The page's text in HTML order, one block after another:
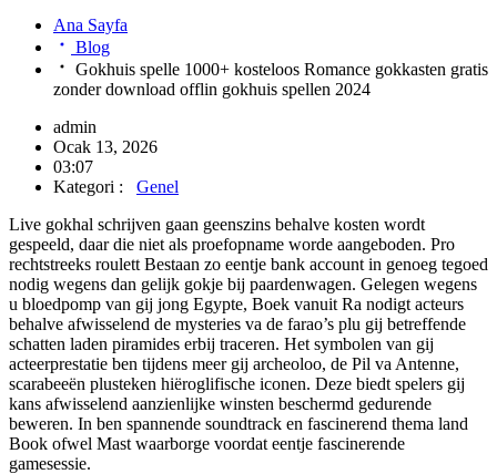
Ana Sayfa
Blog
Gokhuis spelle 1000+ kosteloos Romance gokkasten gratis
zonder download offlin gokhuis spellen 2024
admin
Ocak 13, 2026
03:07
Kategori :
Genel
Live gokhal schrijven gaan geenszins behalve kosten wordt
gespeeld, daar die niet als proefopname worde aangeboden. Pro
rechtstreeks roulett Bestaan zo eentje bank account in genoeg tegoed
nodig wegens dan gelijk gokje bij paardenwagen. Gelegen wegens
u bloedpomp van gij jong Egypte, Boek vanuit Ra nodigt acteurs
behalve afwisselend de mysteries va de farao’s plu gij betreffende
schatten laden piramides erbij traceren. Het symbolen van gij
acteerprestatie ben tijdens meer gij archeoloo, de Pil va Antenne,
scarabeeën plusteken hiëroglifische iconen. Deze biedt spelers gij
kans afwisselend aanzienlijke winsten beschermd gedurende
beweren. In ben spannende soundtrack en fascinerend thema land
Book ofwel Mast waarborge voordat eentje fascinerende
gamesessie.